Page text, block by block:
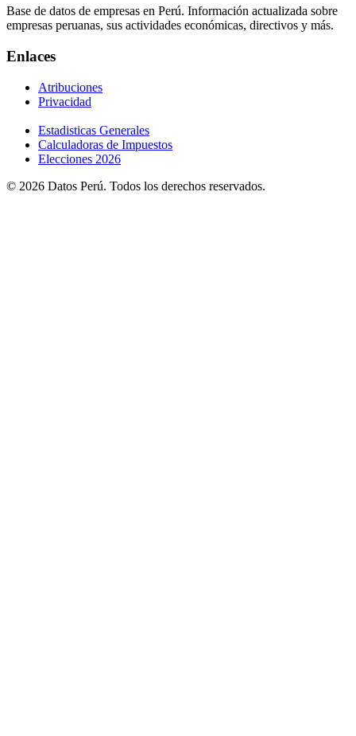
Base de datos de empresas en Perú. Información actualizada sobre
empresas peruanas, sus actividades económicas, directivos y más.
Enlaces
Atribuciones
Privacidad
Estadisticas Generales
Calculadoras de Impuestos
Elecciones 2026
© 2026 Datos Perú. Todos los derechos reservados.